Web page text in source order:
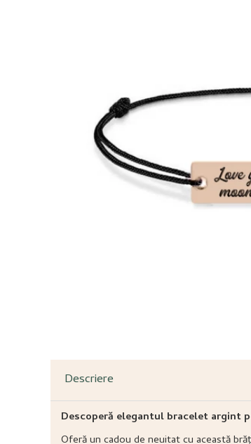
Descriere
Descoperă elegantul bracelet argint
Oferă un cadou de neuitat cu această